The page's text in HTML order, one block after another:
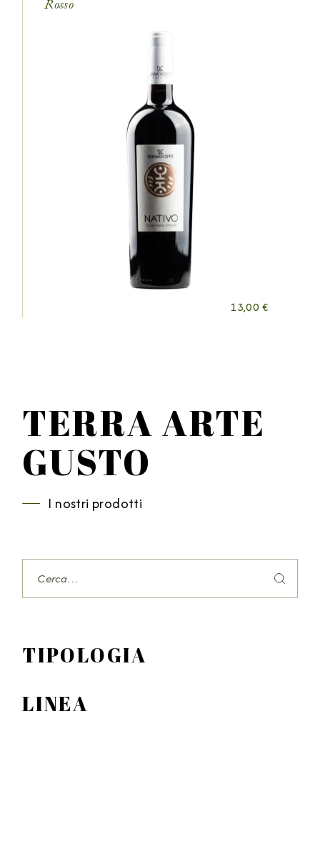
Rosso
13,00€
TERRA ARTE
GUSTO
I nostri prodotti
Search
TIPOLOGIA
LINEA